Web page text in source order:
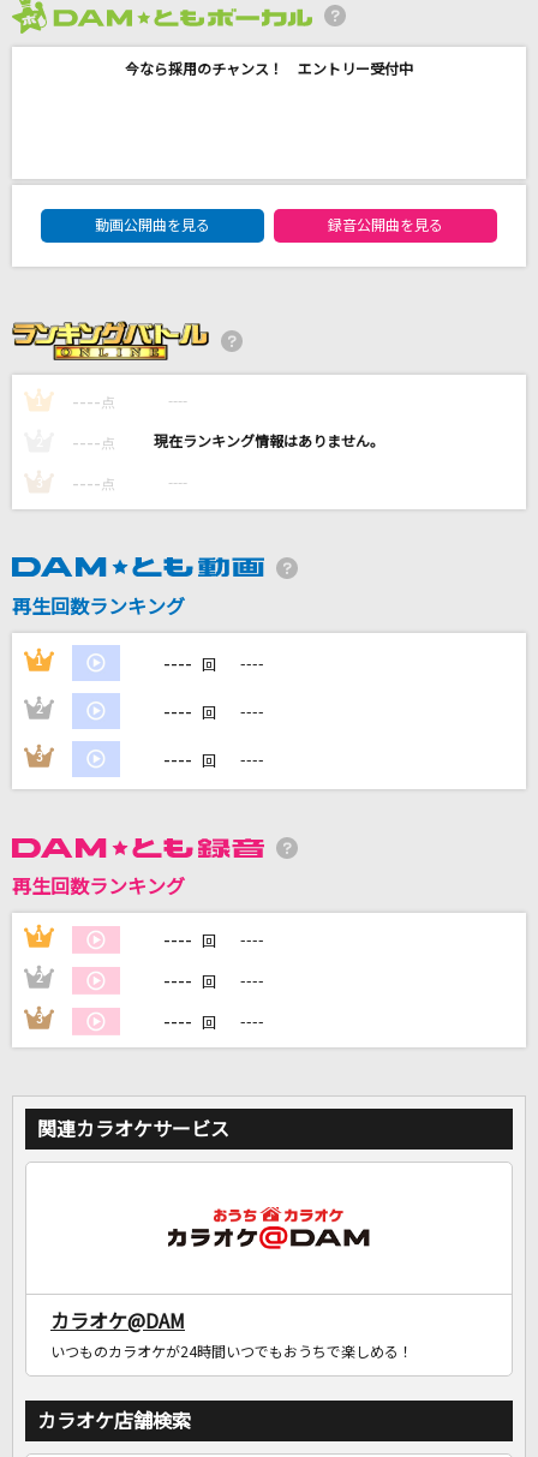
レディメイド
Kiroro
[生音]夢をかなえてドラえもん(ドラえもんアニ
メバージョン)
DREAMS
ROMANTIC MODE
DAMの新曲・ランキングなど
カラオケ最新情報をチェック！
カラオケをもっと楽しもう！
家族や友達と一緒に！練習にも！
今なら採用のチャンス！ エントリー受付中
DAM★ともボーカルエントリーランキング
動画公開曲を見る
録音公開曲を見る
1 ---- 点 ----
---- 点 ----
3 ---- 点 ----
再生回数ランキング
1 ---- 回 ----
2 ---- 回 ----
3 ---- 回 ----
再生回数ランキング
1 ---- 回 ----
2 ---- 回 ----
3 ---- 回 ----
関連カラオケサービス
カラオケ@DAM
いつものカラオケが24時間いつでもおうちで楽しめる！
カラオケ店舗検索